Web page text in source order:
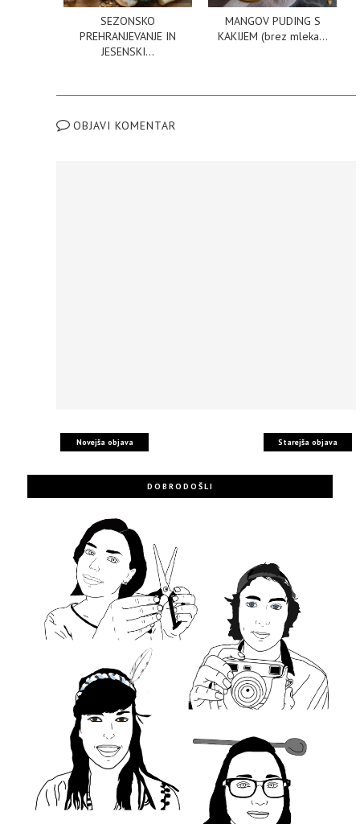
SEZONSKO
PREHRANJEVANJE IN
JESENSKI...
MANGOV PUDING S
KAKIJEM (brez mleka...
OBJAVI KOMENTAR
Novejša objava Starejša objava
DOBRODOŠLI